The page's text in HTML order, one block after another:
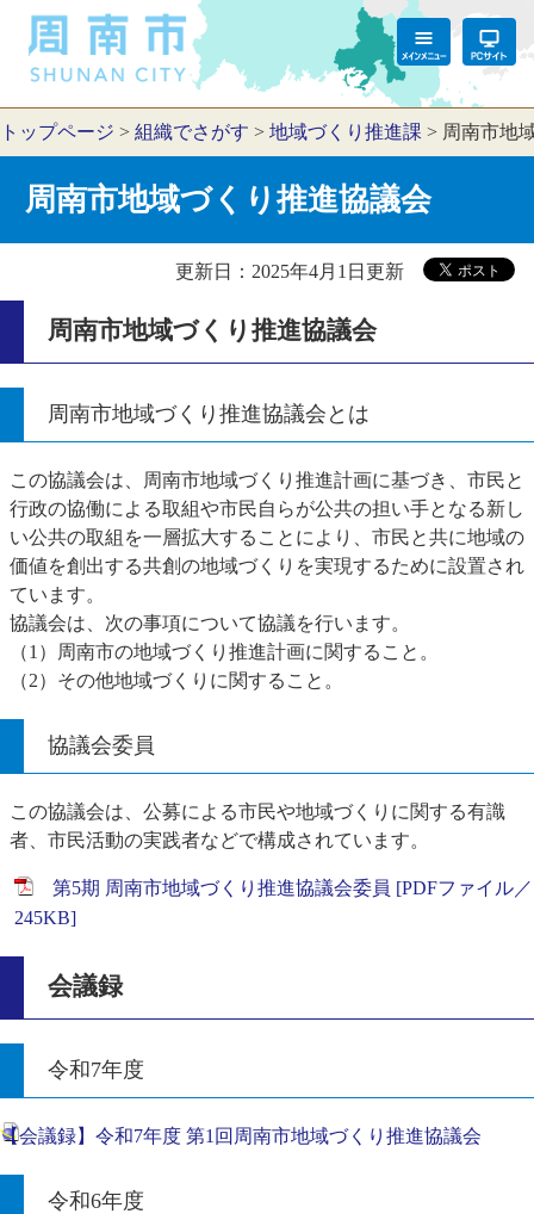
トップページ > 組織でさがす > 地域づくり推進課 > 周南市地
周南市地域づくり推進協議会
更新日：2025年4月1日更新
周南市地域づくり推進協議会
周南市地域づくり推進協議会とは
この協議会は、周南市地域づくり推進計画に基づき、市民と
行政の協働による取組や市民自らが公共の担い手となる新し
い公共の取組を一層拡大することにより、市民と共に地域の
価値を創出する共創の地域づくりを実現するために設置され
ています。
協議会は、次の事項について協議を行います。
（1）周南市の地域づくり推進計画に関すること。
（2）その他地域づくりに関すること。
協議会委員
この協議会は、公募による市民や地域づくりに関する有識
者、市民活動の実践者などで構成されています。
第5期 周南市地域づくり推進協議会委員 [PDFファイル／
245KB]
会議録
令和7年度
【会議録】令和7年度 第1回周南市地域づくり推進協議会
令和6年度